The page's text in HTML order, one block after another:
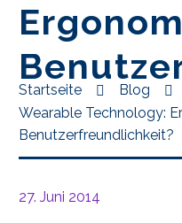
Startseite
Blog
Wearable Technology:
Benutzerfreundlichkeit?
27. Juni 2014